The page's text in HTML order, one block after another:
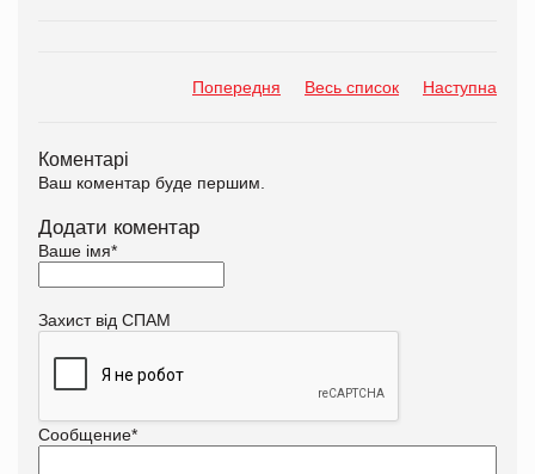
Попередня Весь список Наступна
Коментарі
Ваш коментар буде першим.
Додати коментар
Ваше імя*
Захист від СПАМ
Сообщение*